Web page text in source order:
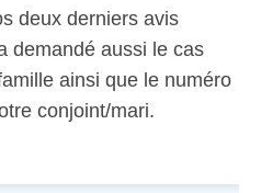
deux derniers avis
demandé aussi le cas
ainsi que le numéro
conjoint/mari.